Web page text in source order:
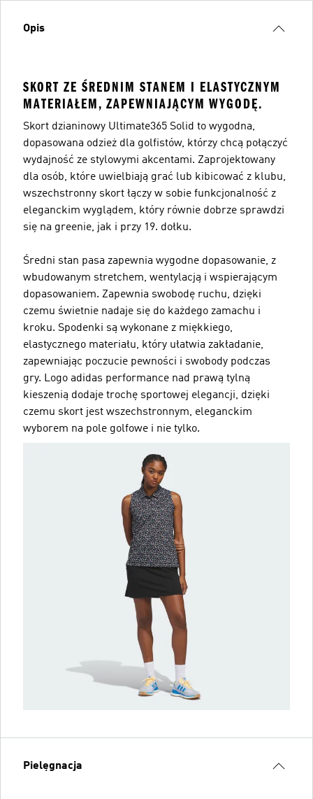
Opis
SKORT ZE ŚREDNIM STANEM I ELASTYCZNYM
MATERIAŁEM, ZAPEWNIAJĄCYM WYGODĘ.
Skort dzianinowy Ultimate365 Solid to wygodna,
dopasowana odzież dla golfistów, którzy chcą połączyć
wydajność ze stylowymi akcentami. Zaprojektowany
dla osób, które uwielbiają grać lub kibicować z klubu,
wszechstronny skort łączy w sobie funkcjonalność z
eleganckim wyglądem, który równie dobrze sprawdzi
się na greenie, jak i przy 19. dołku.
Średni stan pasa zapewnia wygodne dopasowanie, z
wbudowanym stretchem, wentylacją i wspierającym
dopasowaniem. Zapewnia swobodę ruchu, dzięki
czemu świetnie nadaje się do każdego zamachu i
kroku. Spodenki są wykonane z miękkiego,
elastycznego materiału, który ułatwia zakładanie,
zapewniając poczucie pewności i swobody podczas
gry. Logo adidas performance nad prawą tylną
kieszenią dodaje trochę sportowej elegancji, dzięki
czemu skort jest wszechstronnym, eleganckim
wyborem na pole golfowe i nie tylko.
Pielęgnacja